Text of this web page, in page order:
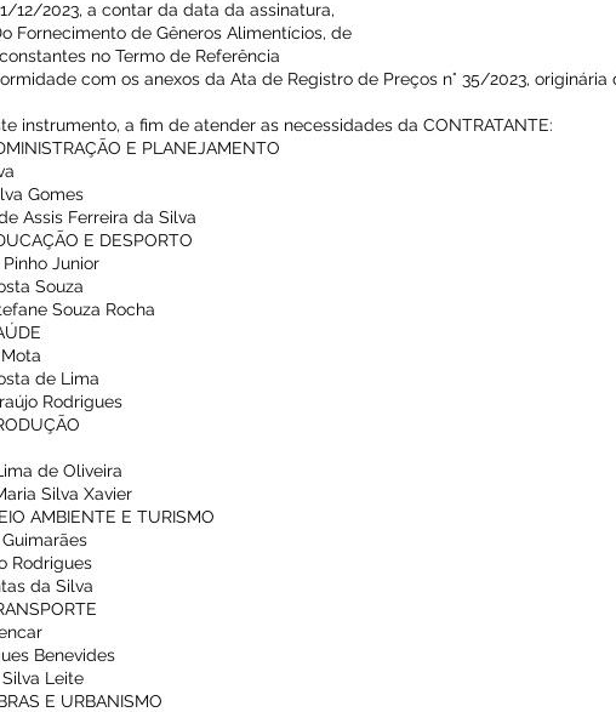
12/2023, a contar da data da assinatura,
Fornecimento de Gêneros Alimentícios, de
no Termo de Referência
com os anexos da Ata de Registro de Preços n° 35/2023, originária
instrumento, a fim de atender as necessidades da CONTRATANTE:
E PLANEJAMENTO
Gomes
Assis Ferreira da Silva
E DESPORTO
Junior
Souza
Souza Rocha
de Lima
Rodrigues
de Oliveira
Silva Xavier
AMBIENTE E TURISMO
Rodrigues
da Silva
Benevides
Leite
E URBANISMO